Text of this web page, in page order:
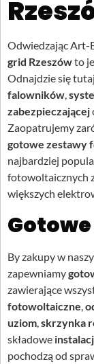
Odwiedzając Art-
grid Rzeszówto
Odnajdzie się
falowników
zabezpieczającej
Zaopatrujemy
gotowe zestawy
najbardziej
fotowoltaicznych
większych
By zakupy w
zapewniamy
zawierające
fotowoltaiczne
uziom skrzynka
składowe
pochodzą od